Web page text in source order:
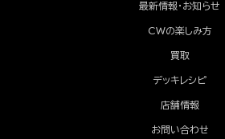
最新情報・お知らせ
CWの楽しみ方
買取
デッキレシピ
店舗情報
お問い合わせ